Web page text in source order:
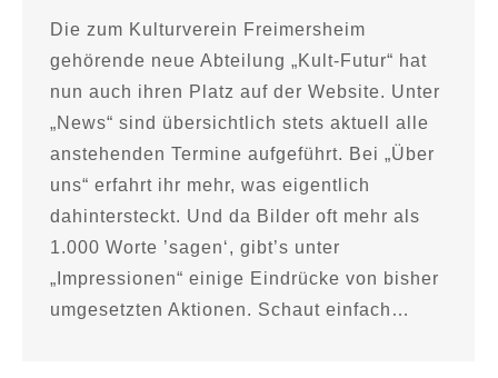
Die zum Kulturverein Freimersheim
gehörende neue Abteilung „Kult-Futur“ hat
nun auch ihren Platz auf der Website. Unter
„News“ sind übersichtlich stets aktuell alle
anstehenden Termine aufgeführt. Bei „Über
uns“ erfahrt ihr mehr, was eigentlich
dahintersteckt. Und da Bilder oft mehr als
1.000 Worte ’sagen‘, gibt’s unter
„Impressionen“ einige Eindrücke von bisher
umgesetzten Aktionen. Schaut einfach…